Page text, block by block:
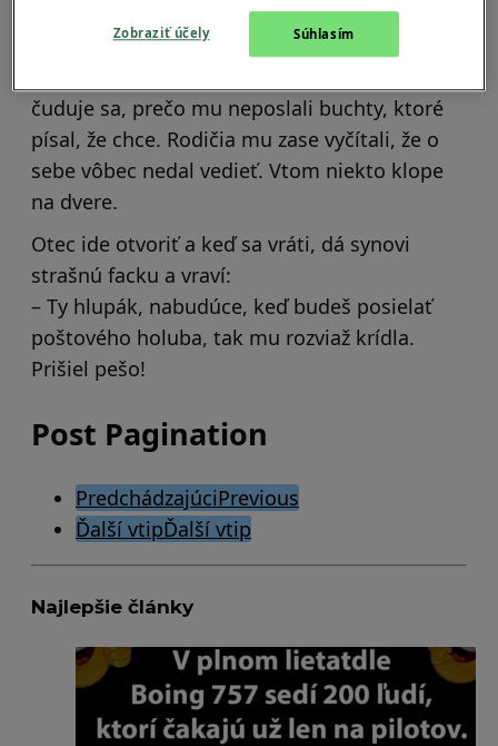
Syn ide na vojnu, tak mu otec dá poštového
holuba, aby mohol poslať správu domov. Po
čuduje sa, prečo mu neposlali buchty, ktoré
písal, že chce. Rodičia mu zase vyčítali, že o
sebe vôbec nedal vedieť. Vtom niekto klope
na dvere.
Otec ide otvoriť a keď sa vráti, dá synovi
strašnú facku a vraví:
– Ty hlupák, nabudúce, keď budeš posielať
poštového holuba, tak mu rozviaž krídla.
Prišiel pešo!
Post Pagination
PredchádzajúciPrevious
Ďalší vtipĎalší vtip
Najlepšie články
Súhlasím
Zobraziť účely